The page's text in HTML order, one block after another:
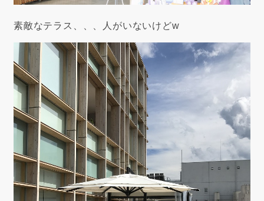
素敵なテラス、、、人がいないけどw